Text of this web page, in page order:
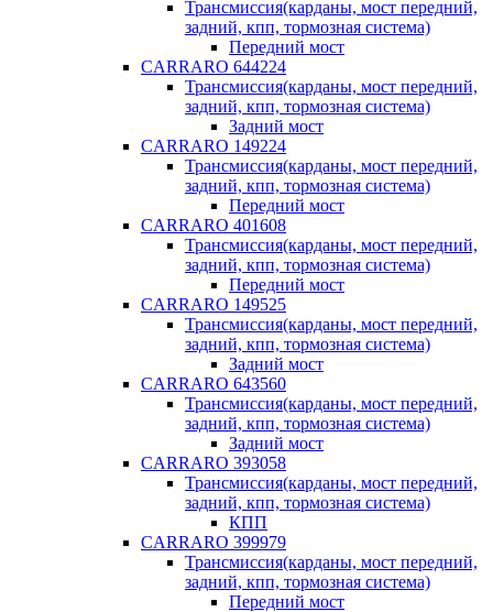
Трансмиссия(карданы, мост передний,
задний, кпп, тормозная система)
Передний мост
CARRARO 644224
Трансмиссия(карданы, мост передний,
задний, кпп, тормозная система)
Задний мост
CARRARO 149224
Трансмиссия(карданы, мост передний,
задний, кпп, тормозная система)
Передний мост
CARRARO 401608
Трансмиссия(карданы, мост передний,
задний, кпп, тормозная система)
Передний мост
CARRARO 149525
Трансмиссия(карданы, мост передний,
задний, кпп, тормозная система)
Задний мост
CARRARO 643560
Трансмиссия(карданы, мост передний,
задний, кпп, тормозная система)
Задний мост
CARRARO 393058
Трансмиссия(карданы, мост передний,
задний, кпп, тормозная система)
КПП
CARRARO 399979
Трансмиссия(карданы, мост передний,
задний, кпп, тормозная система)
Передний мост